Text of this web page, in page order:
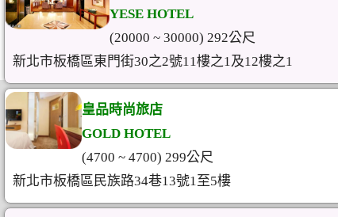
YESE HOTEL
(20000 ~ 30000) 292公尺
新北市板橋區東門街30之2號11樓之1及12樓之1
皇品時尚旅店
GOLD HOTEL
(4700 ~ 4700) 299公尺
新北市板橋區民族路34巷13號1至5樓